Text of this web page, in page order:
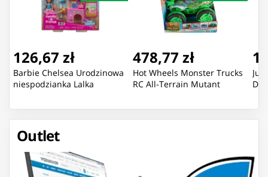
126,67 zł
Barbie Chelsea Urodzinowa
niespodzianka Lalka
478,77 zł
Hot Wheels Monster Trucks
RC All-Terrain Mutant
Outlet